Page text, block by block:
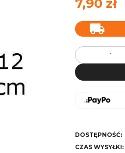
7,90 zł
DOSTĘPNOŚĆ:
CZAS WYSYŁKI: